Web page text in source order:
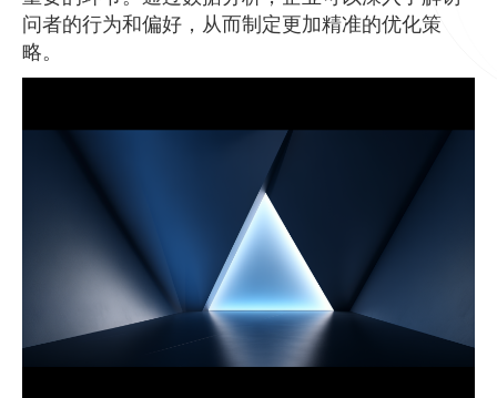
问者的行为和偏好，从而制定更加精准的优化策
略。